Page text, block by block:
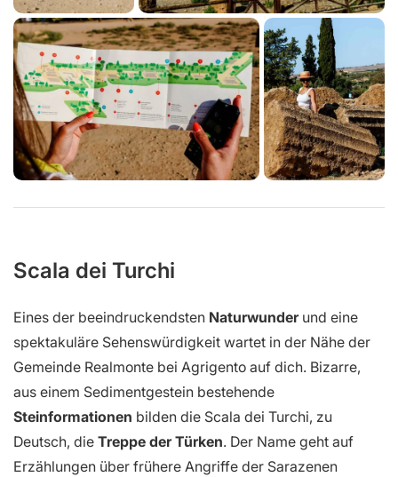
Scala dei Turchi
Eines der beeindruckendsten Naturwunderund eine
spektakuläre Sehenswürdigkeit wartet in der Nähe der
Gemeinde Realmonte bei Agrigento auf dich. Bizarre,
aus einem Sedimentgestein bestehende
Steinformationen bilden die Scala dei Turchi, zu
Deutsch, die Treppe der Türken. Der Name geht auf
Erzählungen über frühere Angriffe der Sarazenen